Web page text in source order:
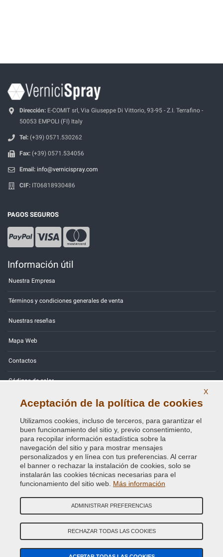
Dirección: E-COMIT srl, Via Giuseppe Di Vittorio, 93-95 - Z.I. Terrafino -
50053 EMPOLI (FI) Italy
Tel: (+39) 0571.530262
Fax: (+39) 0571.534056
Email: info@vernicispray.com
CIF: IT06818930486
PAGOS SEGUROS
Información útil
Nuestra Empresa
Términos y condiciones generales de venta
Nuestras reseñas
Mapa Web
Contactos
Códigos de color
Política de Privacidad - RGPD
Copyright © 2014 - 2026. All Rights Reserved.
Visitantes En Línea: 311
Credits: E-COMIT
SÍguenos en nuestras redes sociales
X
Aceptación de la política de cookies
Utilizamos cookies, incluso de terceros, para garantizar el
buen funcionamiento del sitio y, previo consentimiento,
para recopilar información estadística sobre la
navegación del sitio y para mostrar mensajes
personalizados y en línea con tus preferencias. Al cerrar
el banner o rechazar la instalación de cookies, solo se
instalarán las cookies técnicas necesarias para el
funcionamiento del sitio web. Más información
ADMINISTRAR PREFERENCIAS
RECHAZAR TODAS LAS COOKIES